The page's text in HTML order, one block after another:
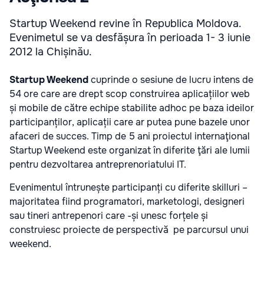
Startup Weekend revine în Republica Moldova.
Evenimetul se va desfășura în perioada 1- 3 iunie
2012 la Chișinău.
Startup Weekendcuprinde o sesiune de lucru intens de
54 ore care are drept scop construirea aplicațiilor web
și mobile de către echipe stabilite adhoc pe baza ideilor
participanților, aplicații care ar putea pune bazele unor
afaceri de succes. Timp de 5 ani proiectul internaţional
Startup Weekend este organizat în diferite ţări ale lumii
pentru dezvoltarea antreprenoriatului IT.
Evenimentul întrunește participanți cu diferite skilluri –
majoritatea fiind programatori, marketologi, designeri
sau tineri antrepenori care -și unesc forțele și
construiesc proiecte de perspectivă pe parcursul unui
weekend.